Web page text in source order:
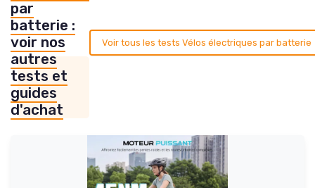
par
batterie :
voir nos
autres
tests et
guides
d'achat
Voir tous les tests Vélos électriques par